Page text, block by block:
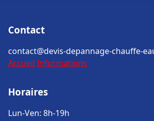
Contact
contact@devis-depannage-chauffe-
Accueil Informations
Horaires
Lun-Ven: 8h-19h